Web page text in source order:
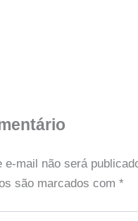
e-mail não será
são marcados com *